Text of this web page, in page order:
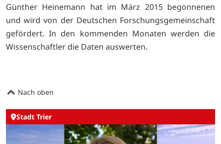
Günther Heinemann hat im März 2015 begonnenen
und wird von der Deutschen Forschungsgemeinschaft
gefördert. In den kommenden Monaten werden die
Wissenschaftler die Daten auswerten.
Nach oben
Stadt Trier